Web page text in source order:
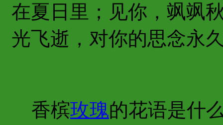
在夏日里；见你，飒飒
光飞逝，对你的思念永
香槟玫瑰的花语是什